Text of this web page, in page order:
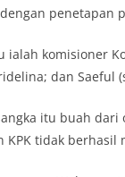
penetapan
ialah komisioner
dan Saeful
itu buah dari
KPK tidak berhasil